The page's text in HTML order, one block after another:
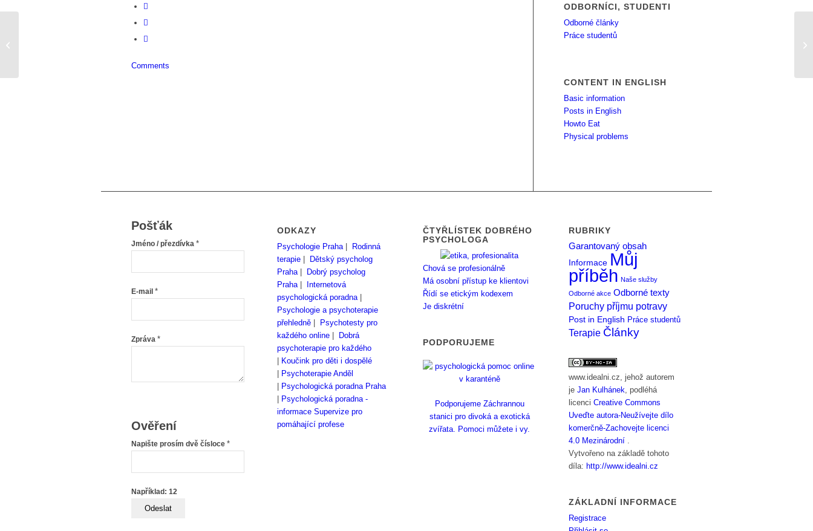
Comments
ODBORNÍCI, STUDENTI
Odborné články
Práce studentů
CONTENT IN ENGLISH
Basic information
Posts in English
Howto Eat
Physical problems
Pošťák
Jméno / přezdívka *
E-mail *
Zpráva *
Ověření
Napište prosím dvě čísloce *
Například: 12
ODKAZY
Psychologie Praha|
Rodinná
terapie
Dětský psycholog
Praha|
Dobrý psycholog
Praha|
Internetová
psychologická poradna|
Psychologie a psychoterapie
přehledně
Psychotesty pro
každého online
Dobrá
psychoterapie pro každého
Koučink pro děti i dospělé
Psychoterapie Anděl
Psychologická poradna Praha
Psychologická poradna -
informace Supervize pro
pomáhající profese
ČTYŘLÍSTEK DOBRÉHO
PSYCHOLOGA
Chová se profesionálně
Má osobní přístup ke klientovi
Řídí se etickým kodexem
Je diskrétní
PODPORUJEME
Podporujeme Záchrannou
stanici pro divoká a exotická
zvířata. Pomoci můžete i vy.
RUBRIKY
Garantovaný obsah
Informace Můj
příběh Naše služby
Odborné akce Odborné texty
Poruchy příjmu potravy
Post in English Práce studentů
Terapie Články
www.idealni.cz, jehož autorem
jeJan Kulhánek, podléhá
licenciCreative Commons
Uveďte autora-Neužívejte dílo
komerčně-Zachovejte licenci
4.0 Mezinárodní .
Vytvořeno na základě tohoto
díla: http://www.idealni.cz
ZÁKLADNÍ INFORMACE
Registrace